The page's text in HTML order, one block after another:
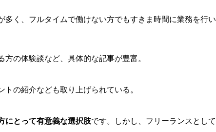
く、フルタイムで働けない方でもすきま時間に業務を行い
の体験談など、具体的な記事が豊富。
の紹介なども取り上げられている。
にとって有意義な選択肢です。しかし、フリーランスとして